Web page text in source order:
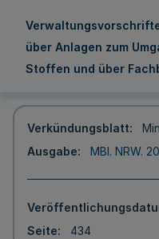
über Anlagen zum
Stoffen und über
Verkündungsblatt
Ausgabe
MBl. NRW.
Seite
434